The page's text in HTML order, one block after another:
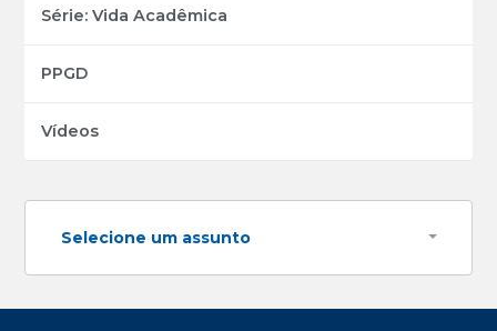
Série: Vida Acadêmica
PPGD
Vídeos
Selecione um assunto